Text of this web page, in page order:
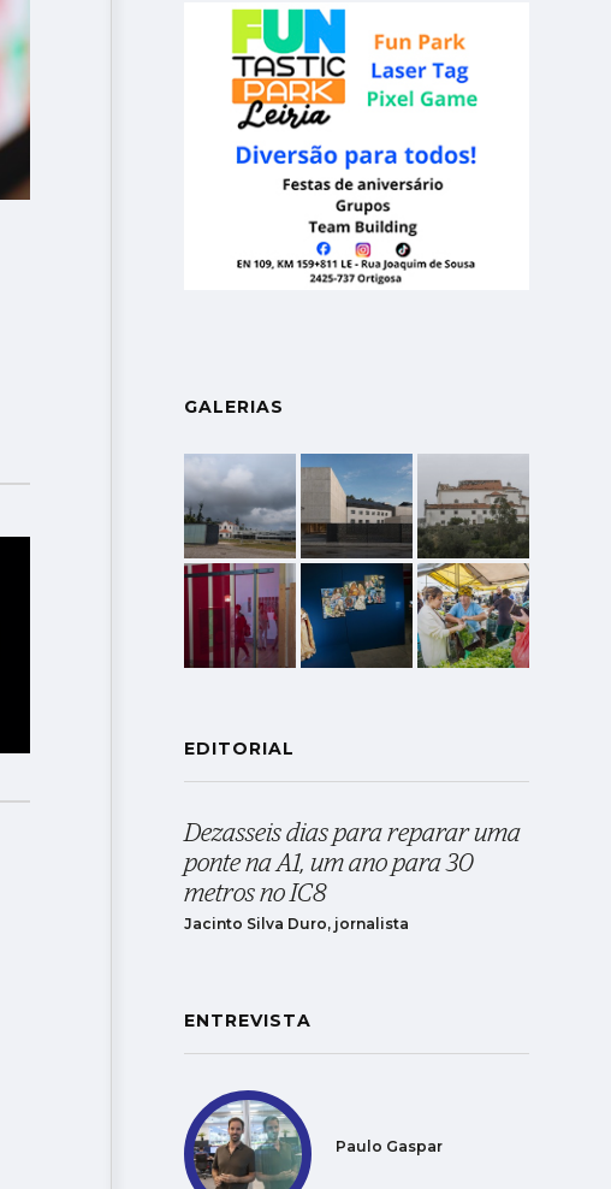
GALERIAS
EDITORIAL
Dezasseis dias para reparar uma
ponte na A1, um ano para 30
metros no IC8
Jacinto Silva Duro, jornalista
ENTREVISTA
Paulo Gaspar